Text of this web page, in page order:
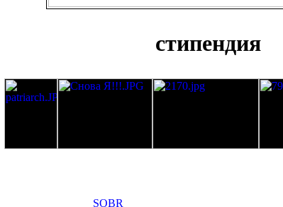
стипендия
SOBR